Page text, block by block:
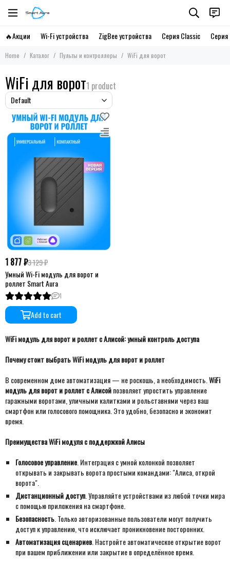
🔥Акции Wi-Fi устройства ZigBee устройства Серия Classic Серия
Home Каталог Пульты и контроллеры WiFi для ворот
WiFi для ворот
1 877 ₽3 129 ₽
Умный Wi-Fi модуль для ворот и
роллет Smart Aura
1
Add to cart
WiFi модуль для ворот и роллет с Алисой: умный контроль доступа
Почему стоит выбрать WiFi модуль для ворот и роллет
В современном доме автоматизация — не роскошь, а необходимость. WiFi
модуль для ворот и роллет с Алисойпозволяет упростить управление
гаражными воротами, уличными калитками и рольставнями через ваш
смартфон или голосового помощника. Это удобно, безопасно и экономит
время.
Преимущества WiFi модуля с поддержкой Алисы
Голосовое управление . Интеграция с умной колонкой позволяет
открывать и закрывать ворота простыми командами: "Алиса, открой
ворота".
Дистанционный доступ . Управляйте устройствами из любой точки мира
с помощью приложения на смартфоне.
Безопасность . Только авторизованные пользователи могут получить
доступ к управлению, что исключает проникновение посторонних.
Автоматизация сценариев . Настройте автоматическое открытие ворот
при вашем приближении или закрытие в определённое время.